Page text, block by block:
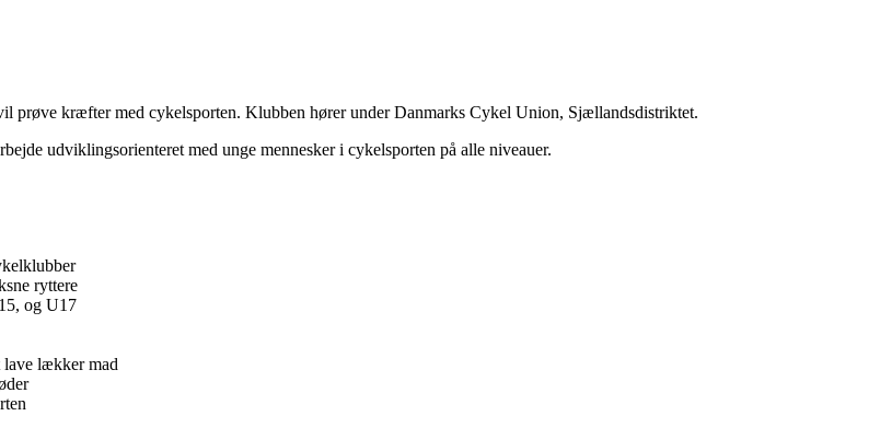
prøve kræfter med cykelsporten. Klubben hører under Danmarks Cykel Union, Sjællandsdistriktet.
udviklingsorienteret med unge mennesker i cykelsporten på alle niveauer.
ryttere
og U17
lave lækker mad